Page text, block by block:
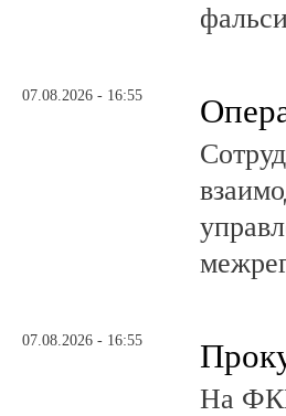
07.08.2026 - 16:55
07.08.2026 - 16:55
На